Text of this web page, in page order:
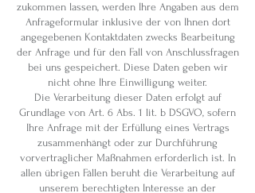
zukommen lassen, werden Ihre Angaben aus dem
Anfrageformular inklusive der von Ihnen dort
angegebenen Kontaktdaten zwecks Bearbeitung
der Anfrage und für den Fall von Anschlussfragen
bei uns gespeichert. Diese Daten geben wir
nicht ohne Ihre Einwilligung weiter.
Die Verarbeitung dieser Daten erfolgt auf
Grundlage von Art. 6 Abs. 1 lit. b DSGVO, sofern
Ihre Anfrage mit der Erfüllung eines Vertrags
zusammenhängt oder zur Durchführung
vorvertraglicher Maßnahmen erforderlich ist. In
allen übrigen Fällen beruht die Verarbeitung auf
unserem berechtigten Interesse an der